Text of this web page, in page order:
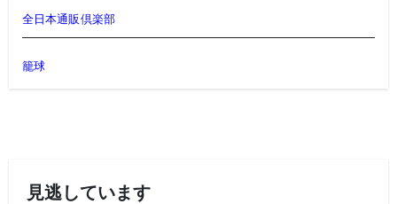
全日本通販倶楽部
籠球
見逃しています